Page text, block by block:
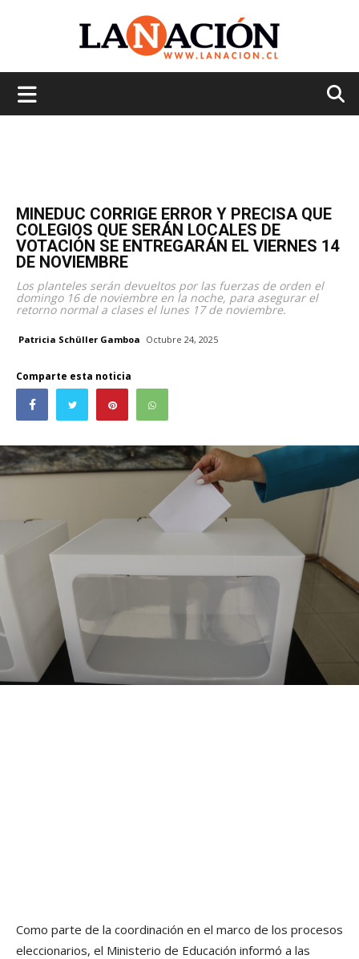
MINEDUC CORRIGE ERROR Y PRECISA QUE
COLEGIOS QUE SERÁN LOCALES DE
VOTACIÓN SE ENTREGARÁN EL VIERNES 14
DE NOVIEMBRE
Los planteles serán devueltos por las fuerzas de orden el
domingo 16 de noviembre en la noche, para asegurar el
retorno normal a clases el lunes 17 de noviembre.
Patricia Schüller Gamboa Octubre 24, 2025
Comparte esta noticia
Como parte de la coordinación en el marco de los procesos
eleccionarios, el Ministerio de Educación informó a las